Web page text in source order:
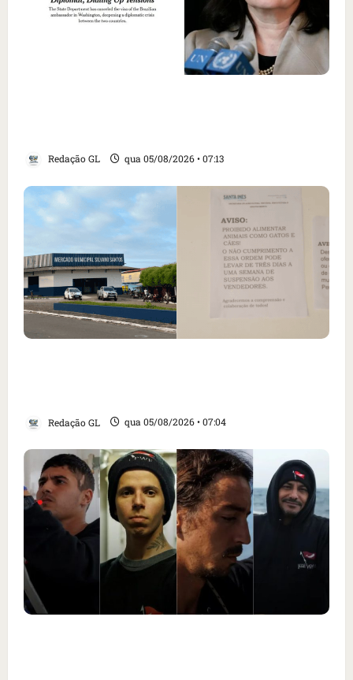
Redação GL qua 05/08/2026 • 07:13
Redação GL qua 05/08/2026 • 07:04